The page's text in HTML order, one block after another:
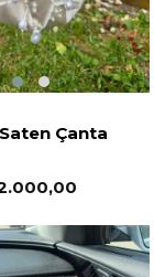
Çanta